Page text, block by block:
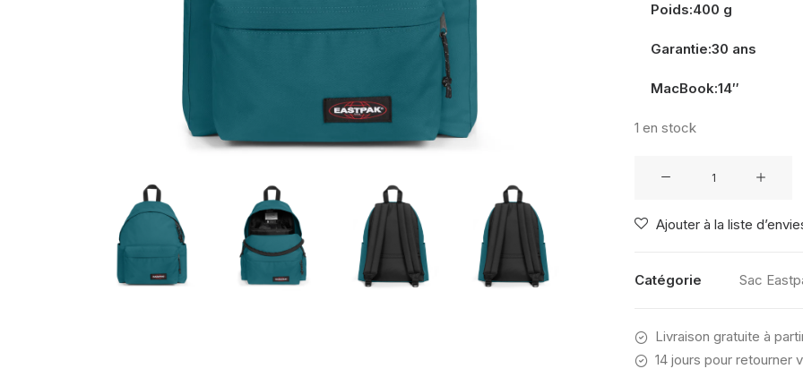
Poids:400 g
Garantie:30 ans
MacBook:14″
1 en stock
DAY
JADE
Ajouter à la liste
Catégorie Sac
Livraison gratuite à
14 jours pour retourner